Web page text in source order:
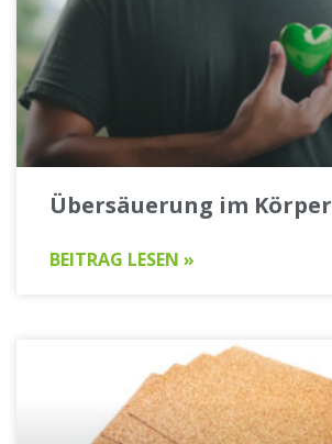
Übersäuerung im Körper
BEITRAG LESEN »